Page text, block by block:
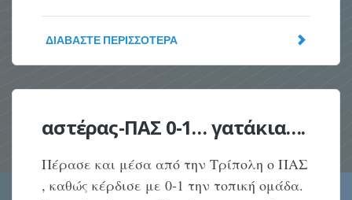
ΔΙΑΒΆΣΤΕ ΠΕΡΙΣΣΌΤΕΡΑ
αστέρας-ΠΑΣ 0-1… γατάκια….
Πέρασε και μέσα από την Τρίπολη ο ΠΑΣ
, καθώς κέρδισε με 0-1 την τοπική ομάδα.